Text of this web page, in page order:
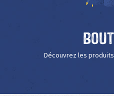
Découvrez les